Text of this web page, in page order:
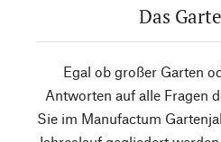
Das
Egal ob großer Garten
Antworten auf alle Fragen
Sie im Manufactum